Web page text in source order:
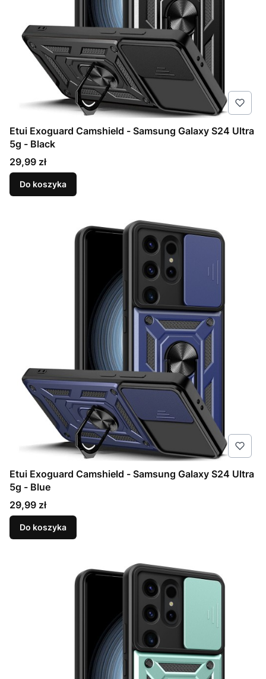
Etui Exoguard Camshield - Samsung Galaxy S24 Ultra
5g - Black
Cena
29,99 zł
Do koszyka
Etui Exoguard Camshield - Samsung Galaxy S24 Ultra
5g - Blue
Cena
29,99 zł
Do koszyka